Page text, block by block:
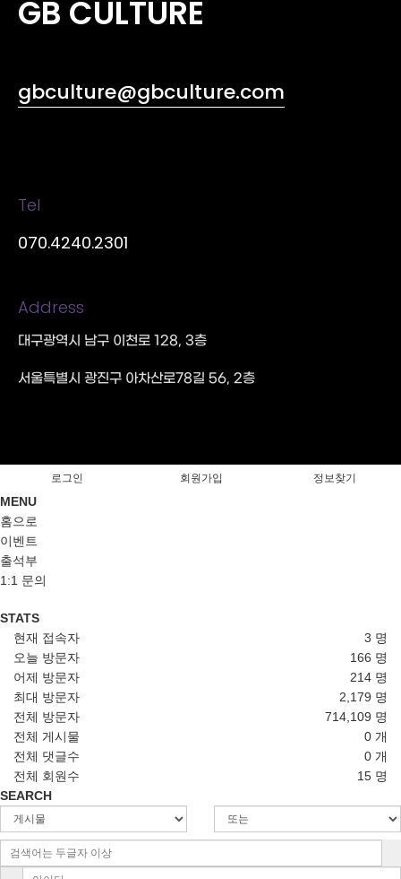
GB CULTURE
gbculture@gbculture.com
Tel
070.4240.2301
Address
대구광역시 남구 이천로 128, 3층
서울특별시 광진구 아차산로78길 56, 2층
로그인 회원가입 정보찾기
MENU
홈으로
이벤트
출석부
1:1 문의
STATS
3 명
현재 접속자
166 명
오늘 방문자
214 명
어제 방문자
2,179 명
최대 방문자
714,109 명
전체 방문자
0 개
전체 게시물
0 개
전체 댓글수
15 명
전체 회원수
SEARCH